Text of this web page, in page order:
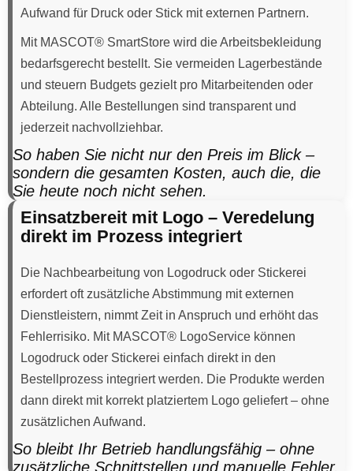
Aufwand für Druck oder Stick mit externen Partnern.
Mit MASCOT® SmartStore wird die Arbeitsbekleidung
bedarfsgerecht bestellt. Sie vermeiden Lagerbestände
und steuern Budgets gezielt pro Mitarbeitenden oder
Abteilung. Alle Bestellungen sind transparent und
jederzeit nachvollziehbar.
So haben Sie nicht nur den Preis im Blick –
sondern die gesamten Kosten, auch die, die
Sie heute noch nicht sehen.
Einsatzbereit mit Logo – Veredelung
direkt im Prozess integriert
Die Nachbearbeitung von Logodruck oder Stickerei
erfordert oft zusätzliche Abstimmung mit externen
Dienstleistern, nimmt Zeit in Anspruch und erhöht das
Fehlerrisiko. Mit MASCOT® LogoService können
Logodruck oder Stickerei einfach direkt in den
Bestellprozess integriert werden. Die Produkte werden
dann direkt mit korrekt platziertem Logo geliefert – ohne
zusätzlichen Aufwand.
So bleibt Ihr Betrieb handlungsfähig – ohne
zusätzliche Schnittstellen und manuelle Fehler.